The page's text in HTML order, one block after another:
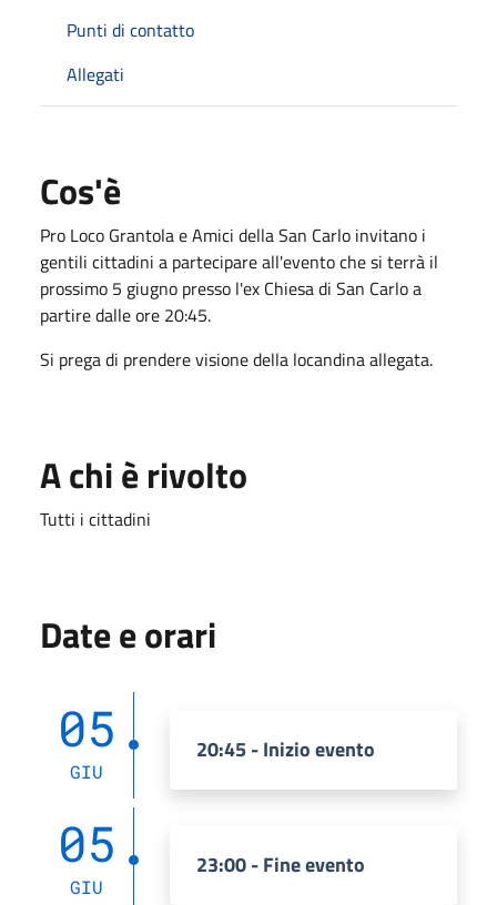
Punti di contatto
Allegati
Cos'è
Pro Loco Grantola e Amici della San Carlo invitano i
gentili cittadini a partecipare all'evento che si terrà il
prossimo 5 giugno presso l'ex Chiesa di San Carlo a
partire dalle ore 20:45.
Si prega di prendere visione della locandina allegata.
A chi è rivolto
Tutti i cittadini
Date e orari
05
GIU
20:45 - Inizio evento
05
GIU
23:00 - Fine evento